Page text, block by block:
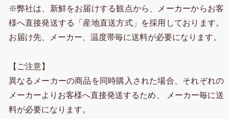
※弊社は、新鮮をお届けする観点から、メーカーからお客
様へ直接発送する「産地直送方式」を採用しております。
お届け先、メーカー、温度帯毎に送料が必要になります。
【ご注意】
異なるメーカーの商品を同時購入された場合、それぞれの
メーカーよりお客様へ直接発送するため、 メーカー毎に送
料が必要になります。